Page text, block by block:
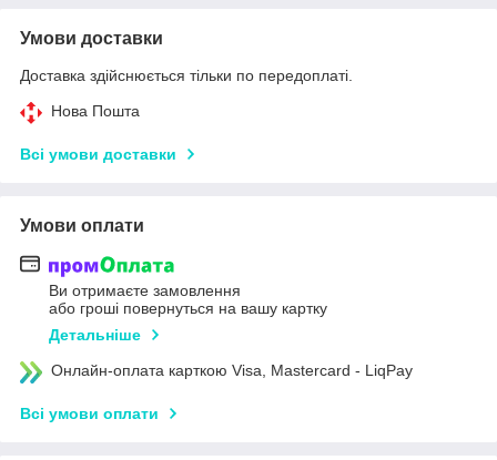
Умови доставки
Доставка здійснюється тільки по передоплаті.
Нова Пошта
Всі умови доставки
Умови оплати
Ви отримаєте замовлення
або гроші повернуться на вашу картку
Детальніше
Онлайн-оплата карткою Visa, Mastercard - LiqPay
Всі умови оплати